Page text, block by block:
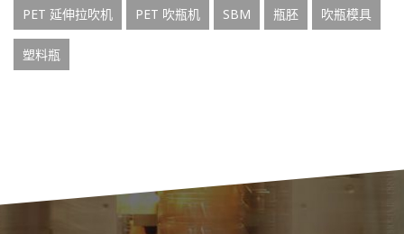
PET 延伸拉吹机 PET 吹瓶机 SBM 瓶胚 吹瓶模具
塑料瓶